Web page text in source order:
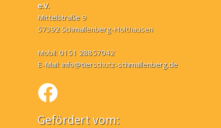
e.V.
Mittelstraße 9
57392 Schmallenberg-Holthausen
Mobil: 0151 28857042
E-Mail:info@tierschutz-schmallenberg.de
Gefördert vom: